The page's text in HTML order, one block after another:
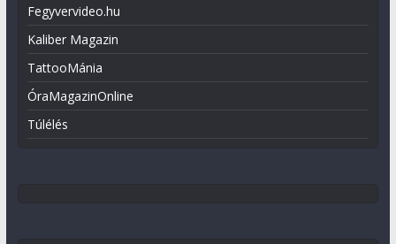
Fegyvervideo.hu
Kaliber Magazin
TattooMánia
ÓraMagazinOnline
Túlélés